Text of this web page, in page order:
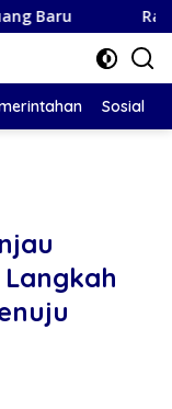
Ramalan Zodiak
Sosial